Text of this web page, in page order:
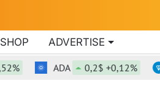
SHOP ADVERTISE
ADA 0,2$ +0,12%